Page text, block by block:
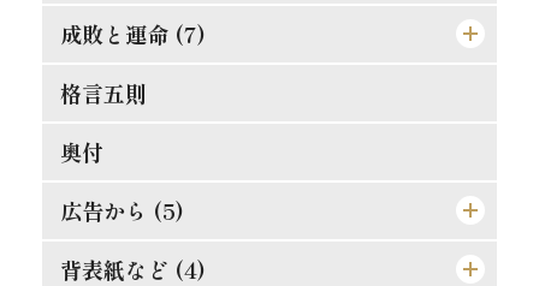
[格言]
[格言]
人生観の両面
二宮尊徳と西郷隆盛
修養は理論ではない
唯王道あるのみ
競争の善意と悪意
合理的の経営
文明人の貪戻
相愛忠恕の道を以て交はるべし
天然の抵抗を征服せよ
摸倣時代に別れよ
孝は強ふべきものに非ず
現代教育の得失
偉人と其の母
其罪果して孰れに在りや
理論より実際
成敗と運命 (7)
それ唯忠恕のみ
失敗らしき成功
人事を尽して天命を待て
湖畔の感慨
格言五則
奥付
広告から (5)
東亜堂出版図書特約売捌店
背表紙など (4)